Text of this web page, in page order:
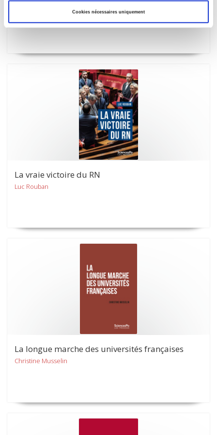
Cookies nécessaires uniquement
Melchior Simioni, Philippe Steiner
La vraie victoire du RN
Luc Rouban
La longue marche des universités françaises
Christine Musselin